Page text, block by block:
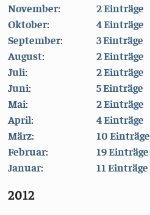
November:
2 Einträge
Oktober:
4 Einträge
September:
3 Einträge
August:
2 Einträge
Juli:
2 Einträge
Juni:
5 Einträge
Mai:
2 Einträge
April:
4 Einträge
März:
10 Einträge
Februar:
19 Einträge
Januar: 11 Einträge
2012